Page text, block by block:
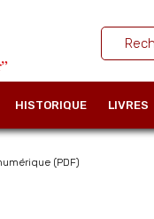
HISTORIQUE LIVRES
(PDF)